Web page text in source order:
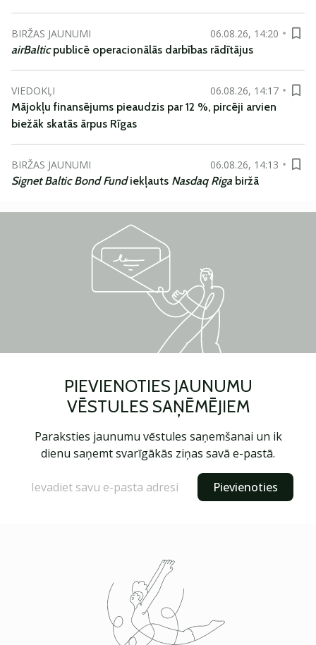
BIRŽAS JAUNUMI
06.08.26, 14:20
airBalticpublicē operacionālās darbības rādītājus
VIEDOKĻI
06.08.26, 14:17
Mājokļu finansējums pieaudzis par 12 %, pircēji arvien
biežāk skatās ārpus Rīgas
BIRŽAS JAUNUMI
06.08.26, 14:13
Signet Baltic Bond Fundiekļauts Nasdaq Riga biržā
PIEVIENOTIES JAUNUMU
VĒSTULES SAŅĒMĒJIEM
Paraksties jaunumu vēstules saņemšanai un ik
dienu saņemt svarīgākās ziņas savā e-pastā.
Pievienoties